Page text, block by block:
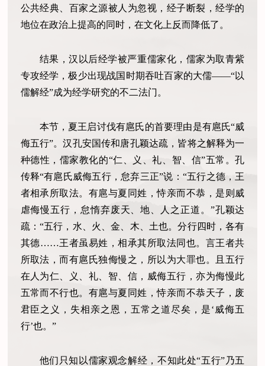
公共经典、百家之源被人为忽视，经子断裂，经学的
地位在政治上提高的同时，在文化上反而降低了。
结果，汉以后经学被严重儒家化，儒家为取青紫
专攻经学，极少出现战国时期吞吐百家的大儒——“以
儒解经”成为经学研究的不二法门。
本节，夏王启讨伐有扈氏的首要理由是有扈氏“威
侮五行”。汉孔安国传和唐孔颖达疏，皆将之解释为一
种德性，儒家教化的“仁、义、礼、智、信”五常。孔
传释“有扈氏威侮五行，怠弃三正”说：“五行之德，王
者相承所取法。有扈与夏同姓，恃亲而不恭，是则威
虐侮慢五行，怠惰弃废天、地、人之正道。”孔颖达
疏：“五行，水、火、金、木、土也。分行四时，各有
其德……王者虽易姓，相承其所取法同也。言王者共
所取法，而有扈氏独侮慢之，所以为大罪也。且五行
在人为仁、义、礼、智、信，威侮五行，亦为侮慢此
五常而不行也。有扈与夏同姓，恃亲而不恭天子，废
君臣之义，失相亲之恩，五常之道尽矣，是‘威侮五
行’也。”
他们只知以儒家观念解经，不知此处“五行”乃五